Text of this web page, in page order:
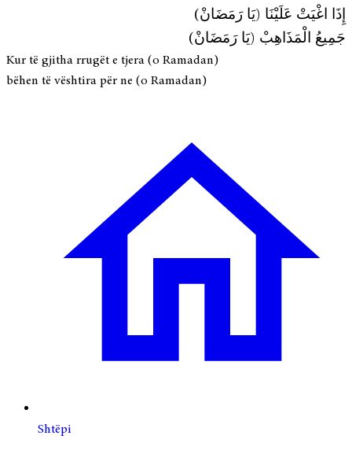
إِذَا اغْيَتْ عَلَيْنَا (يَا رَمَضَانْ)
جَمِيعُ الْمَذَاهِبْ (يَا رَمَضَانْ)
Kur të gjitha rrugët e tjera (o Ramadan)
bëhen të vështira për ne (o Ramadan)
Shtëpi